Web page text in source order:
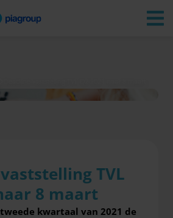
Zoeken
TVL
8 maart
kwartaal van 2021 de